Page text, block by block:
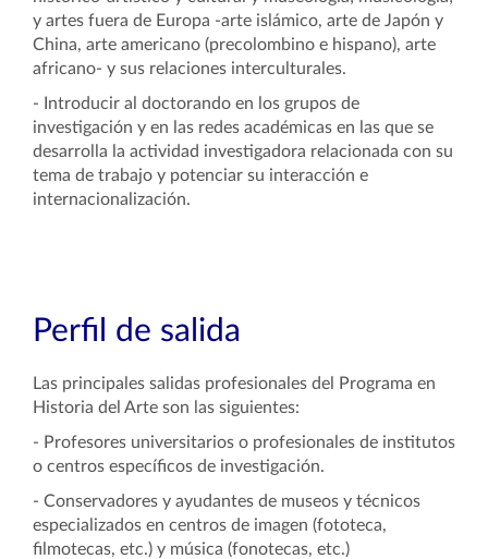
y artes fuera de Europa -arte islámico, arte de Japón y
China, arte americano (precolombino e hispano), arte
africano- y sus relaciones interculturales.
- Introducir al doctorando en los grupos de
investigación y en las redes académicas en las que se
desarrolla la actividad investigadora relacionada con su
tema de trabajo y potenciar su interacción e
internacionalización.
Perfil de salida
Las principales salidas profesionales del Programa en
Historia del Arte son las siguientes:
- Profesores universitarios o profesionales de institutos
o centros específicos de investigación.
- Conservadores y ayudantes de museos y técnicos
especializados en centros de imagen (fototeca,
filmotecas, etc.) y música (fonotecas, etc.)